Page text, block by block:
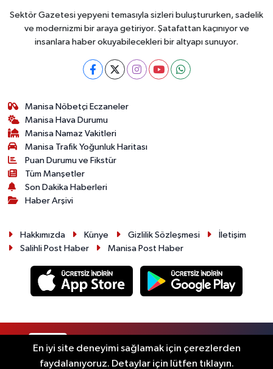
Sektör Gazetesi yepyeni temasıyla sizleri buluştururken, sadelik
ve modernizmi bir araya getiriyor. Şatafattan kaçınıyor ve
insanlara haber okuyabilecekleri bir altyapı sunuyor.
Manisa Nöbetçi Eczaneler
Manisa Hava Durumu
Manisa Namaz Vakitleri
Manisa Trafik Yoğunluk Haritası
Puan Durumu ve Fikstür
Tüm Manşetler
Son Dakika Haberleri
Haber Arşivi
Hakkımızda Künye Gizlilik Sözleşmesi
İletişim
Salihli Post Haber
Manisa Post Haber
En iyi site deneyimi sağlamak için çerezlerden
faydalanıyoruz. Detaylar için lütfen tıklayın.